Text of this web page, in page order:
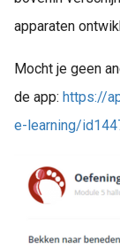
apparaten
Mocht je geen
de app: https://
e-learning/